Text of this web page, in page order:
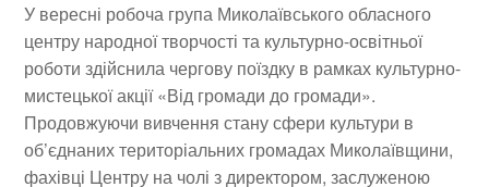
У вересні робоча група Миколаївського обласного
центру народної творчості та культурно-освітньої
роботи здійснила чергову поїздку в рамках культурно-
мистецької акції «Від громади до громади».
Продовжуючи вивчення стану сфери культури в
об’єднаних територіальних громадах Миколаївщини,
фахівці Центру на чолі з директором, заслуженою